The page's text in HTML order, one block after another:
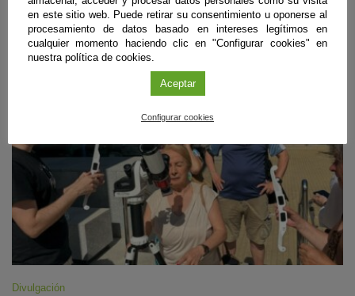
#CienciaDirecta
Divulgación
en este sitio web. Puede retirar su consentimiento u oponerse al
procesamiento de datos basado en intereses legítimos en
cualquier momento haciendo clic en "Configurar cookies" en
nuestra política de cookies.
Aceptar
Configurar cookies